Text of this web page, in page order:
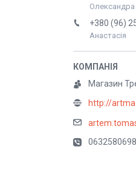
Олександра
+380 (96)
Анастасія
Магазин
http://
0632580698